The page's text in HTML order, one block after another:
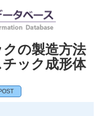
の製造方法
ック成形体